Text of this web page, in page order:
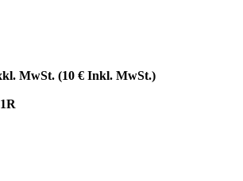
MwSt. (10 € Inkl. MwSt.)